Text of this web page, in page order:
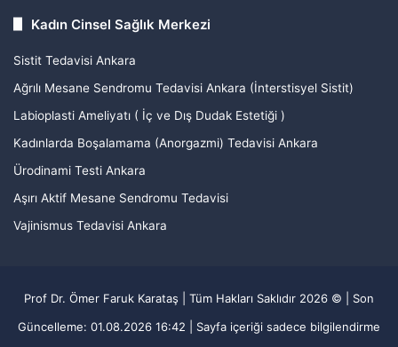
Kadın Cinsel Sağlık Merkezi
Sistit Tedavisi Ankara
Ağrılı Mesane Sendromu Tedavisi Ankara (İnterstisyel Sistit)
Labioplasti Ameliyatı ( İç ve Dış Dudak Estetiği )
Kadınlarda Boşalamama (Anorgazmi) Tedavisi Ankara
Ürodinami Testi Ankara
Aşırı Aktif Mesane Sendromu Tedavisi
Vajinismus Tedavisi Ankara
Prof Dr. Ömer Faruk Karataş | Tüm Hakları Saklıdır 2026 © | Son
Güncelleme: 01.08.2026 16:42 | Sayfa içeriği sadece bilgilendirme